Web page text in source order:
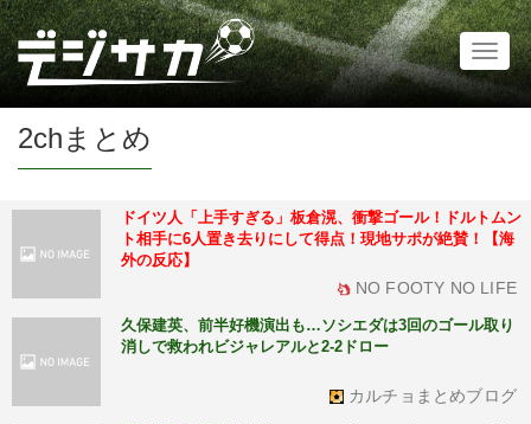
2chまとめ
ドイツ人「上手すぎる」板倉滉、衝撃ゴール！ドルトムン
ト相手に6人置き去りにして得点！現地サポが絶賛！【海
外の反応】
NO FOOTY NO LIFE
久保建英、前半好機演出も…ソシエダは3回のゴール取り
消しで救われビジャレアルと2-2ドロー
カルチョまとめブログ